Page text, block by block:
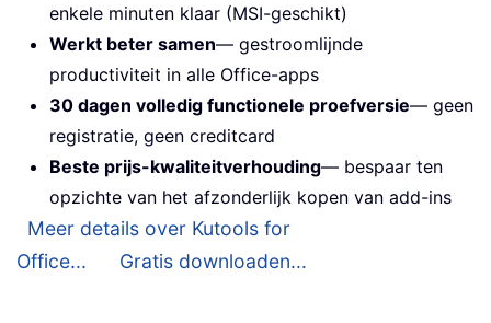
enkele minuten klaar (MSI-geschikt)
Werkt beter samen— gestroomlijnde
productiviteit in alle Office-apps
30 dagen volledig functionele proefversie— geen
registratie, geen creditcard
Beste prijs-kwaliteitverhouding— bespaar ten
opzichte van het afzonderlijk kopen van add-ins
Meer details over Kutools for
Office...
Gratis downloaden...